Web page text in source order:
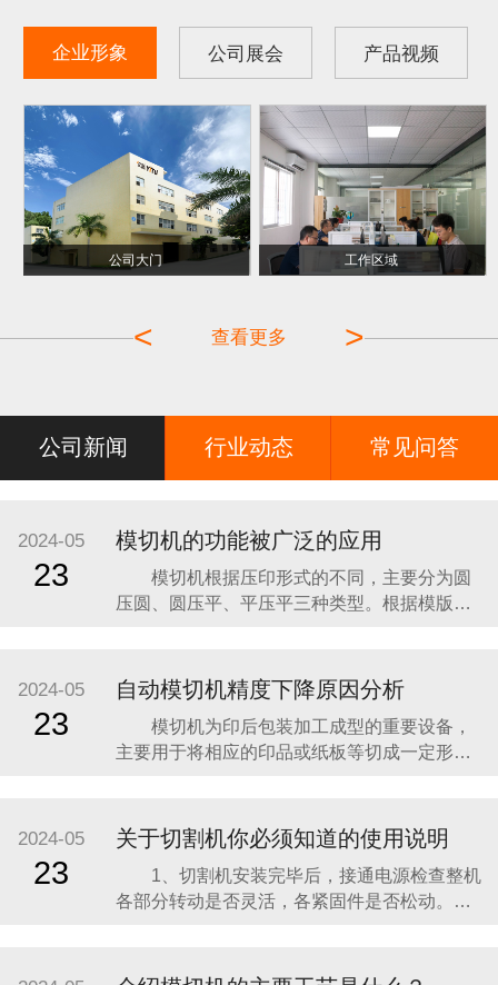
企业形象 公司展会 产品视频
公司大门 工作区域
>
查看更多
<
现场咨询 展会客户
公司新闻 行业动态 常见问答
2024-05
23
模切机的功能被广泛的应用
模切机根据压印形式的不同，主要分为圆
压圆、圆压平、平压平三种类型。根据模版放
切机的版台和压切机构两者的工作部分都是圆
筒形的，工作时，送纸辊将材料送到模压版滚
筒与压力滚筒之间，由两者将其夹住对滚筒进
行模切，模
2024-05
23
自动模切机精度下降原因分析
模切机为印后包装加工成型的重要设备，
主要用于将相应的印品或纸板等切成一定形
准备期间或用餐期间，由于机台人员忘记停机
导致能源浪费，同时，由于清废风机运行时风
量靠阀门来调节，不能达到有效的节能效果；
不能远程
2024-05
23
关于切割机你必须知道的使用说明
1、切割机安装完毕后，接通电源检查整机
各部分转动是否灵活，各紧固件是否松动。
毕后即可装夹岩样进行切割，岩样装夹时，应